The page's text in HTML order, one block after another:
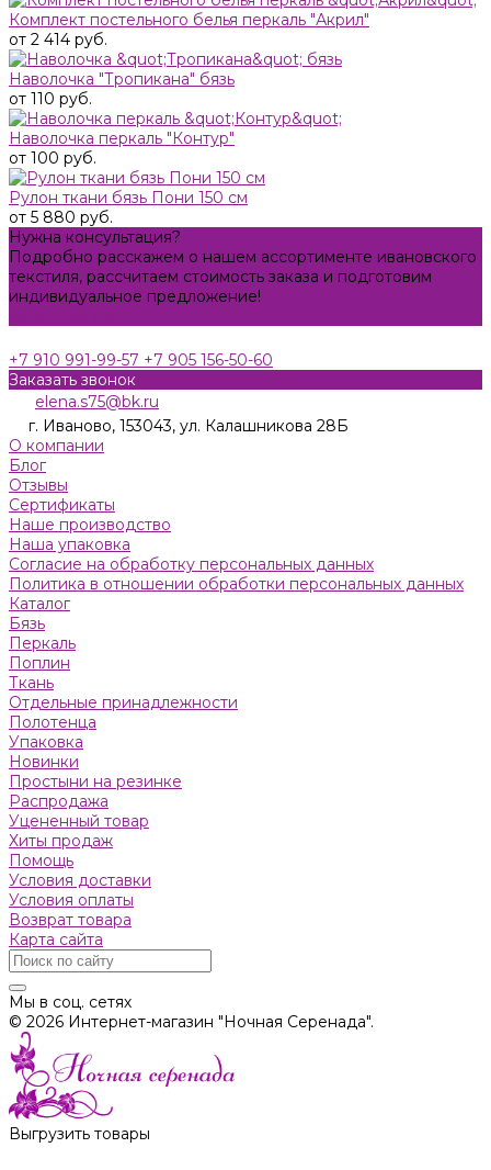
Комплект постельного белья перкаль "Акрил"
от 2 414 руб.
Наволочка "Тропикана" бязь
от 110 руб.
Наволочка перкаль "Контур"
от 100 руб.
Рулон ткани бязь Пони 150 см
от 5 880 руб.
Нужна консультация?
Подробно расскажем о нашем ассортименте ивановского
текстиля, рассчитаем стоимость заказа и подготовим
индивидуальное предложение!
+7 910 991-99-57 +7 905 156-50-60
Заказать звонок
elena.s75@bk.ru
г. Иваново, 153043, ул. Калашникова 28Б
О компании
Блог
Отзывы
Сертификаты
Наше производство
Наша упаковка
Согласие на обработку персональных данных
Политика в отношении обработки персональных данных
Каталог
Бязь
Пeркaль
Поплин
Ткань
Отдельные принадлежности
Полотенца
Упаковка
Новинки
Простыни на резинке
Распродажа
Уцененный товар
Хиты продаж
Помощь
Условия доставки
Условия оплаты
Возврат товара
Карта сайта
Мы в соц. сетях
© 2026 Интернет-магазин "Ночная Серенада".
Выгрузить товары